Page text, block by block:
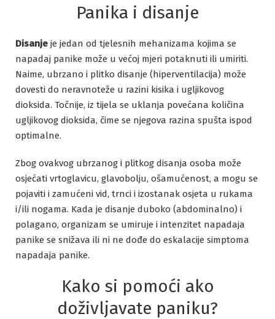
Panika i disanje
Disanje je jedan od tjelesnih mehanizama kojima se
napadaj panike može u većoj mjeri potaknuti ili umiriti.
Naime, ubrzano i plitko disanje (hiperventilacija) može
dovesti do neravnoteže u razini kisika i ugljikovog
dioksida. Točnije, iz tijela se uklanja povećana količina
ugljikovog dioksida, čime se njegova razina spušta ispod
optimalne.
Zbog ovakvog ubrzanog i plitkog disanja osoba može
osjećati vrtoglavicu, glavobolju, ošamućenost, a mogu se
pojaviti i zamućeni vid, trnci i izostanak osjeta u rukama
i/ili nogama. Kada je disanje duboko (abdominalno) i
polagano, organizam se umiruje i intenzitet napadaja
panike se snižava ili ni ne dođe do eskalacije simptoma
napadaja panike.
Kako si pomoći ako
doživljavate paniku?